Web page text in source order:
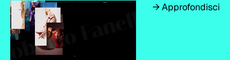
→ Approfondisci